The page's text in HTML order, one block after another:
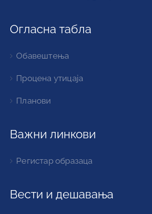
Огласна табла
Обавештења
Процена утицаја
Планови
Важни линкови
Регистар образаца
Вести и дешавања